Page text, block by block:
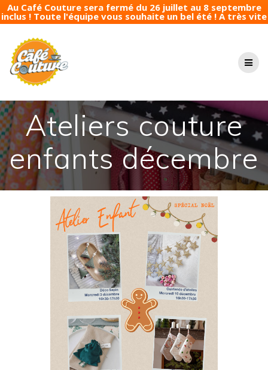
Au Café Couture sera fermé du 26 juillet au 8 septembre
inclus ! Toute l'équipe vous souhaite un bel été ! A très vite
Ateliers couture
enfants décembre